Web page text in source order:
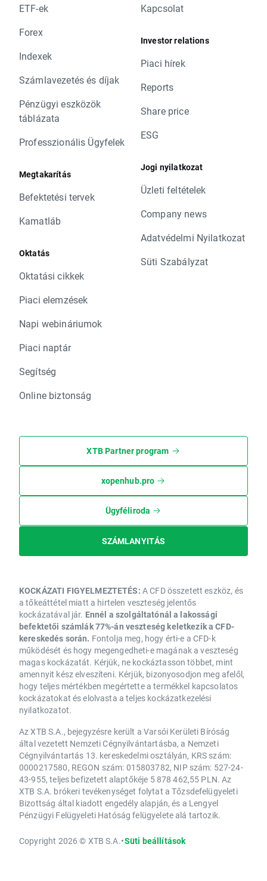
ETF-ek
Forex
Indexek
Számlavezetés és díjak
Pénzügyi eszközök
táblázata
Professzionális Ügyfelek
Megtakarítás
Befektetési tervek
Kamatláb
Oktatás
Oktatási cikkek
Piaci elemzések
Napi webináriumok
Piaci naptár
Segítség
Online biztonság
Kapcsolat
Investor relations
Piaci hírek
Reports
Share price
ESG
Jogi nyilatkozat
Üzleti feltételek
Company news
Adatvédelmi Nyilatkozat
Süti Szabályzat
XTB Partner program
xopenhub.pro
Ügyféliroda
SZÁMLANYITÁS
KOCKÁZATI FIGYELMEZTETÉS: A CFD összetett eszköz, és
a tőkeáttétel miatt a hirtelen veszteség jelentős
kockázatával jár. Ennél a szolgáltatónál a lakossági
befektetői számlák 77%-án veszteség keletkezik a CFD-
kereskedés során. Fontolja meg, hogy érti-e a CFD-k
működését és hogy megengedheti-e magának a veszteség
magas kockázatát. Kérjük, ne kockáztasson többet, mint
amennyit kész elveszíteni. Kérjük, bizonyosodjon meg afelől,
hogy teljes mértékben megértette a termékkel kapcsolatos
kockázatokat és elolvasta a teljes kockázatkezelési
nyilatkozatot.
Az XTB S.A., bejegyzésre került a Varsói Kerületi Bíróság
által vezetett Nemzeti Cégnyilvántartásba, a Nemzeti
Cégnyilvántartás 13. kereskedelmi osztályán, KRS szám:
0000217580, REGON szám: 015803782, NIP szám: 527-24-
43-955, teljes befizetett alaptőkéje 5 878 462,55 PLN. Az
XTB S.A. brókeri tevékenységet folytat a Tőzsdefelügyeleti
Bizottság által kiadott engedély alapján, és a Lengyel
Pénzügyi Felügyeleti Hatóság felügyelete alá tartozik.
Copyright 2026 © XTB S.A.•Süti beállítások